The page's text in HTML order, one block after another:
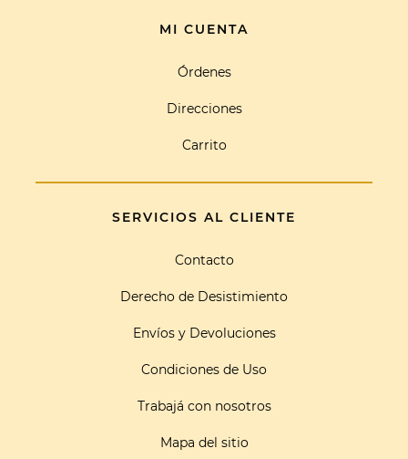
MI CUENTA
Órdenes
Direcciones
Carrito
SERVICIOS AL CLIENTE
Contacto
Derecho de Desistimiento
Envíos y Devoluciones
Condiciones de Uso
Trabajá con nosotros
Mapa del sitio